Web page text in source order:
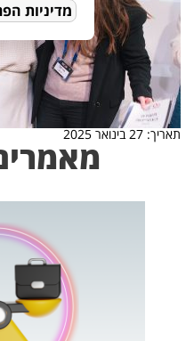
תאריך: 27 בינואר 2025
מדיניות